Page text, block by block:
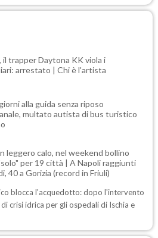
il trapper Daytona KK viola i
arrestato | Chi è l'artista
alla guida senza riposo
multato autista di bus turistico
leggero calo, nel weekend bollino
per 19 città | A Napoli raggiunti
40 a Gorizia (record in Friuli)
blocca l'acquedotto: dopo l'intervento
crisi idrica per gli ospedali di Ischia e